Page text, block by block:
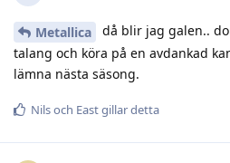
Metallica
då blir jag galen..
talang och köra på en avdankad
lämna nästa säsong.
Nilsoch Eastgillar detta